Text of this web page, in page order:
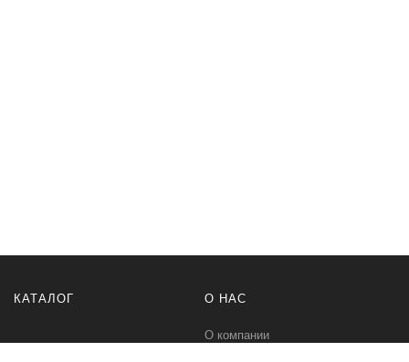
КАТАЛОГ О НАС
О компании